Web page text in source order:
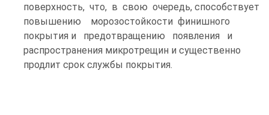
поверхность, что, в свою очередь, способствует
повышению морозостойкости финишного
покрытия и предотвращению появления и
распространения микротрещин и существенно
продлит срок службы покрытия.